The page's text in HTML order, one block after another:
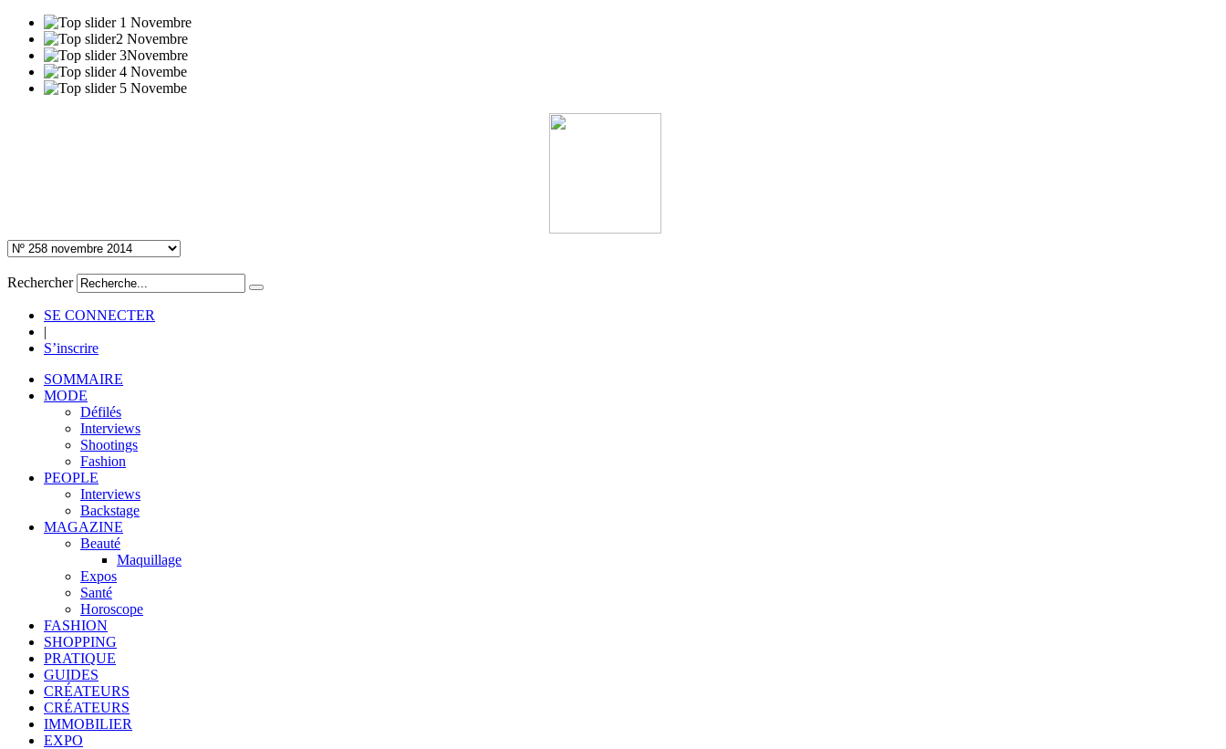
Rechercher
SE CONNECTER
|
S’inscrire
SOMMAIRE
MODE
Défilés
Interviews
Shootings
Fashion
PEOPLE
Interviews
Backstage
MAGAZINE
Beauté
Maquillage
Expos
Santé
Horoscope
FASHION
SHOPPING
PRATIQUE
GUIDES
CRÉATEURS
CRÉATEURS
IMMOBILIER
EXPO